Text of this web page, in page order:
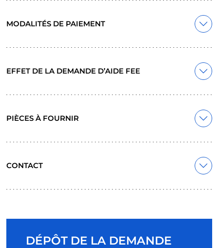
MODALITÉS DE PAIEMENT
EFFET DE LA DEMANDE D’AIDE FEE
PIÈCES À FOURNIR
CONTACT
DÉPÔT DE LA DEMANDE